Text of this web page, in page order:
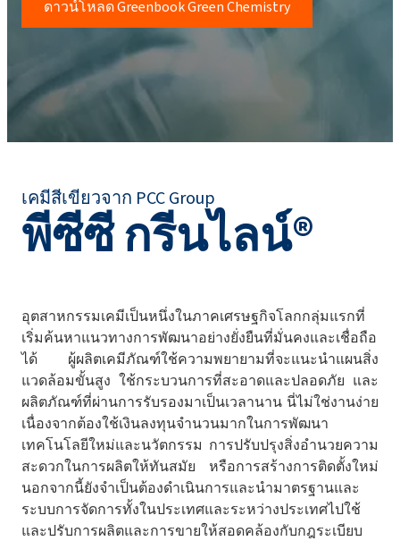
ดาวน์โหลด Greenbook Green Chemistry
เคมีสีเขียวจาก PCC Group
พีซีซี กรีนไลน์®
อุตสาหกรรมเคมีเป็นหนึ่งในภาคเศรษฐกิจโลกกลุ่มแรกที่
เริ่มค้นหาแนวทางการพัฒนาอย่างยั่งยืนที่มั่นคงและเชื่อถือ
ได้ ผู้ผลิตเคมีภัณฑ์ใช้ความพยายามที่จะแนะนำแผนสิ่ง
แวดล้อมขั้นสูง ใช้กระบวนการที่สะอาดและปลอดภัย และ
ผลิตภัณฑ์ที่ผ่านการรับรองมาเป็นเวลานาน นี่ไม่ใช่งานง่าย
เนื่องจากต้องใช้เงินลงทุนจำนวนมากในการพัฒนา
เทคโนโลยีใหม่และนวัตกรรม การปรับปรุงสิ่งอำนวยความ
สะดวกในการผลิตให้ทันสมัย หรือการสร้างการติดตั้งใหม่
นอกจากนี้ยังจำเป็นต้องดำเนินการและนำมาตรฐานและ
ระบบการจัดการทั้งในประเทศและระหว่างประเทศไปใช้
และปรับการผลิตและการขายให้สอดคล้องกับกฎระเบียบ